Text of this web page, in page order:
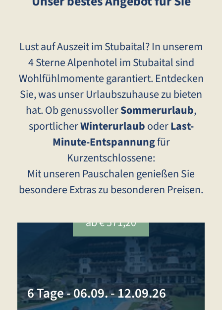
Lust auf Auszeit im Stubaital? In unserem
4 Sterne Alpenhotel im Stubaital sind
Wohlfühlmomente garantiert. Entdecken
Sie, was unser Urlaubszuhause zu bieten
hat. Ob genussvollerSommerurlaub,
sportlicherWinterurlauboderLast-
Minute-Entspannungfür
Kurzentschlossene:
Mit unseren Pauschalen genießen Sie
besondere Extras zu besonderen Preisen.
ab € 571,20
6 Tage-06.09. - 12.09.26